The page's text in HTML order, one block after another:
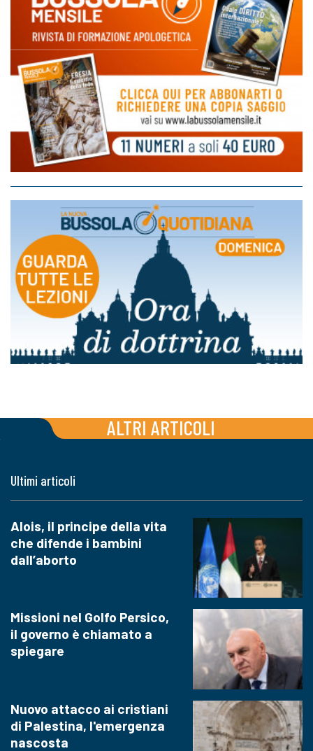
ALTRI ARTICOLI
Ultimi articoli
Alois, il principe della vita
che difende i bambini
dall’aborto
Missioni nel Golfo Persico,
il governo è chiamato a
spiegare
Nuovo attacco ai cristiani
di Palestina, l'emergenza
nascosta